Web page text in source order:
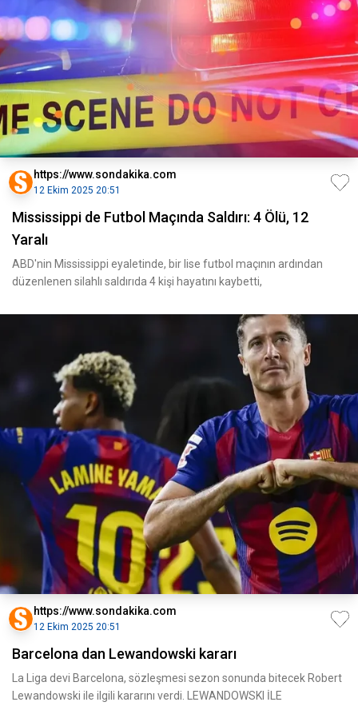
https://www.sondakika.com
12 Ekim 2025 20:51
Mississippi de Futbol Maçında Saldırı: 4 Ölü, 12
Yaralı
ABD'nin Mississippi eyaletinde, bir lise futbol maçının ardından
düzenlenen silahlı saldırıda 4 kişi hayatını kaybetti,
https://www.sondakika.com
12 Ekim 2025 20:51
Barcelona dan Lewandowski kararı
La Liga devi Barcelona, sözleşmesi sezon sonunda bitecek Robert
Lewandowski ile ilgili kararını verdi. LEWANDOWSKI İLE